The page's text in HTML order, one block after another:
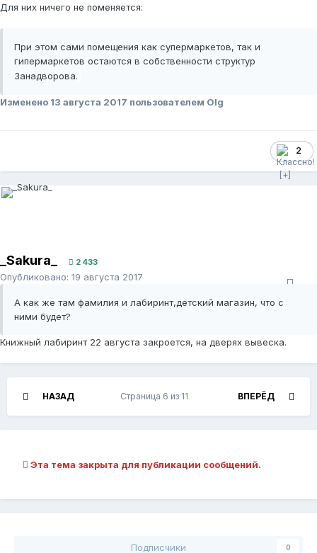
Для них ничего не поменяется:
При этом сами помещения как супермаркетов, так и
гипермаркетов остаются в собственности структур
Занадворова.
Изменено 13 августа 2017 пользователем Olg
2
_Sakura_ 2 433
Опубликовано: 19 августа 2017
А как же там фамилия и лабиринт,детский магазин, что с
ними будет?
Книжный лабиринт 22 августа закроется, на дверях вывеска.
НАЗАД ВПЕРЁД
Страница 6 из 11
Эта тема закрыта для публикации сообщений.
Подписчики 0